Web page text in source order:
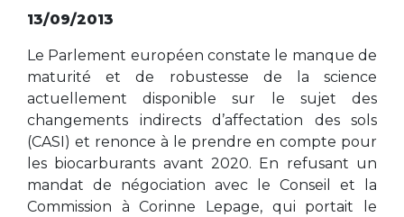
13/09/2013
Le Parlement européen constate le manque de
maturité et de robustesse de la science
actuellement disponible sur le sujet des
changements indirects d’affectation des sols
(CASI) et renonce à le prendre en compte pour
les biocarburants avant 2020. En refusant un
mandat de négociation avec le Conseil et la
Commission à Corinne Lepage, qui portait le